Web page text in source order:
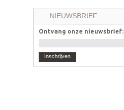
NIEUWSBRIEF
Ontvang onze nieuwsbrief:
Inschrijven